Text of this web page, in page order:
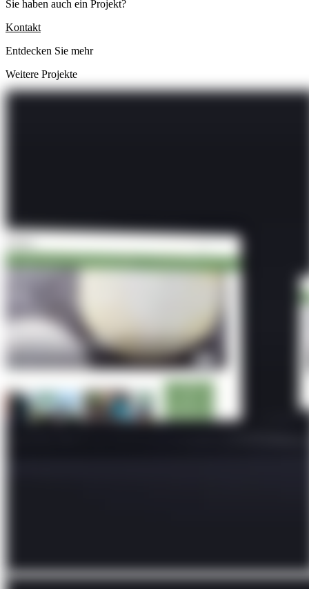
Sie haben auch ein Projekt?
Kontakt
Entdecken Sie mehr
Weitere Projekte